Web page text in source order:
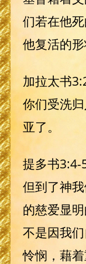
们若在他
他复活的形
加拉太书
你们受洗
亚了。
提多书3:4-
但到了神
的慈爱显
不是因我
怜悯，藉着